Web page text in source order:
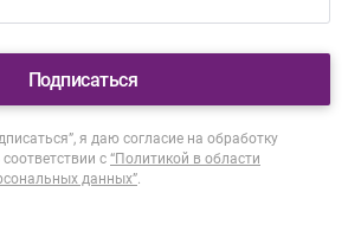
Подписаться
я даю согласие на обработку
с “Политикой в области
данных”.